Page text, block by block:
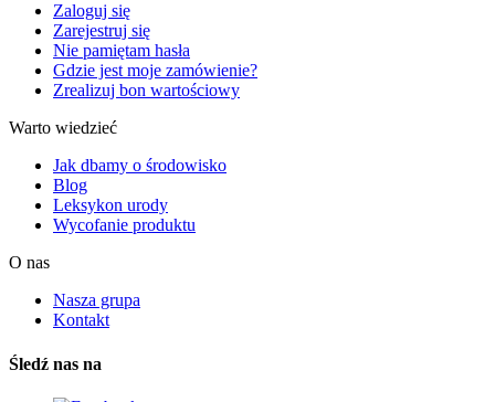
Zaloguj się
Zarejestruj się
Nie pamiętam hasła
Gdzie jest moje zamówienie?
Zrealizuj bon wartościowy
Warto wiedzieć
Jak dbamy o środowisko
Blog
Leksykon urody
Wycofanie produktu
O nas
Nasza grupa
Kontakt
Śledź nas na